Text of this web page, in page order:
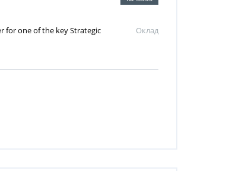
for one of the key Strategic
Оклад